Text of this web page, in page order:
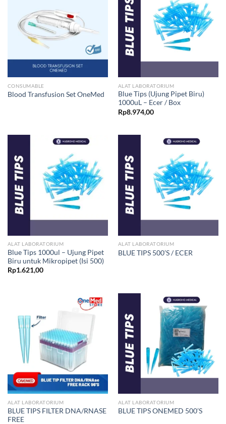
CONSUMABLE
Blood Transfusion Set OneMed
ALAT LABORATORIUM
Blue Tips (Ujung Pipet Biru)
1000uL – Ecer / Box
Rp8.974,00
ALAT LABORATORIUM
Blue Tips 1000ul – Ujung Pipet
Biru untuk Mikropipet (Isi 500)
Rp1.621,00
ALAT LABORATORIUM
BLUE TIPS 500’S / ECER
ALAT LABORATORIUM
BLUE TIPS FILTER DNA/RNASE
FREE
ALAT LABORATORIUM
BLUE TIPS ONEMED 500’S